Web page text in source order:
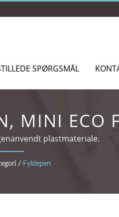
SPØRGSMÅL
MINI ECO
plastmateriale.
/ Fyldepen